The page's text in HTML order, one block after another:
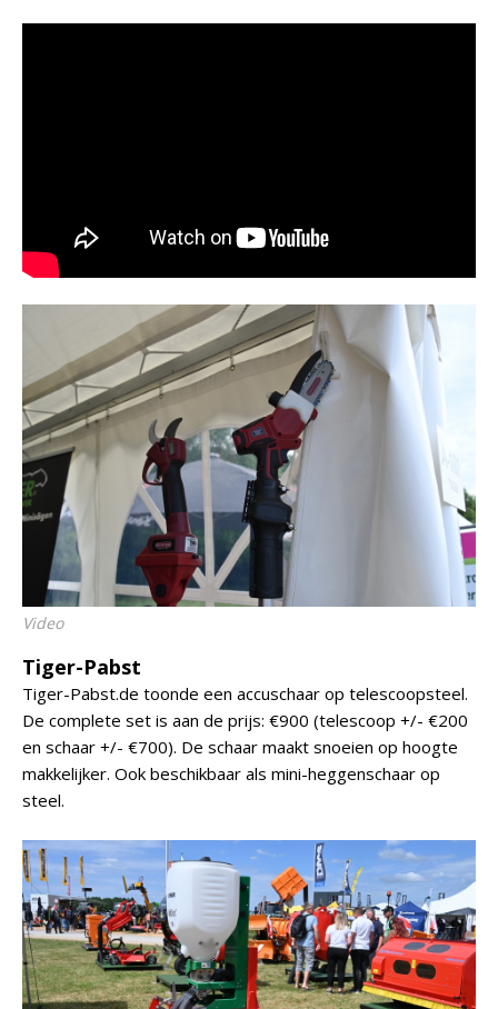
Video
Tiger-Pabst
Tiger-Pabst.de toonde een accuschaar op telescoopsteel.
De complete set is aan de prijs: €900 (telescoop +/- €200
en schaar +/- €700). De schaar maakt snoeien op hoogte
makkelijker. Ook beschikbaar als mini-heggenschaar op
steel.